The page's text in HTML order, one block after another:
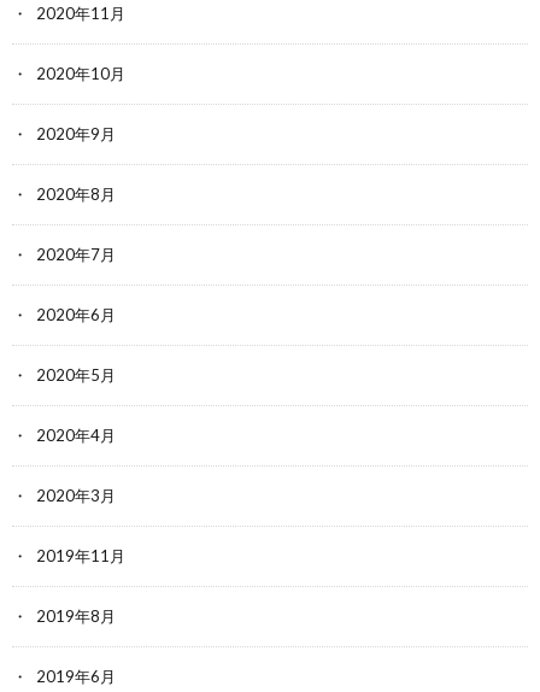
2020年11月
2020年10月
2020年9月
2020年8月
2020年7月
2020年6月
2020年5月
2020年4月
2020年3月
2019年11月
2019年8月
2019年6月